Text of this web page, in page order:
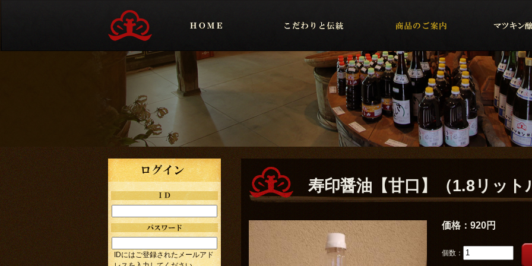
寿印醤油【甘口】（1.8リット
価格： 920円
個数：
IDにはご登録されたメールアド